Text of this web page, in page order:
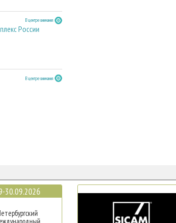
В центре внимания
России
В центре внимания
30.09.2026